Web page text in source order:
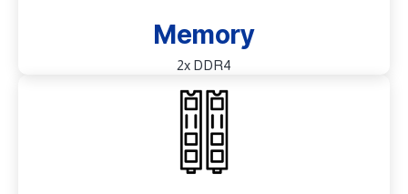
Memory
2x DDR4